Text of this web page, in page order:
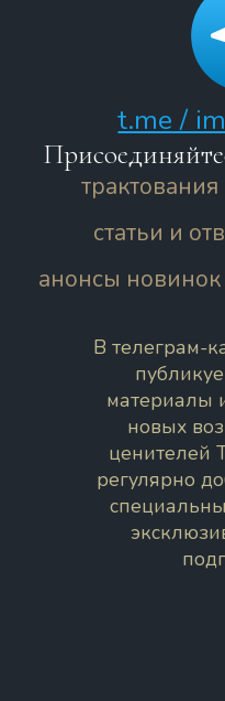
t.me /
статьи и
анонсы
В телеграм-
материалы
новых
ценителей
регулярно